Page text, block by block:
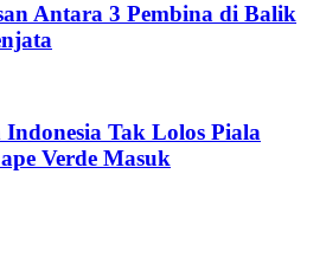
Antara 3 Pembina di Balik
Tak Lolos Piala
Verde Masuk